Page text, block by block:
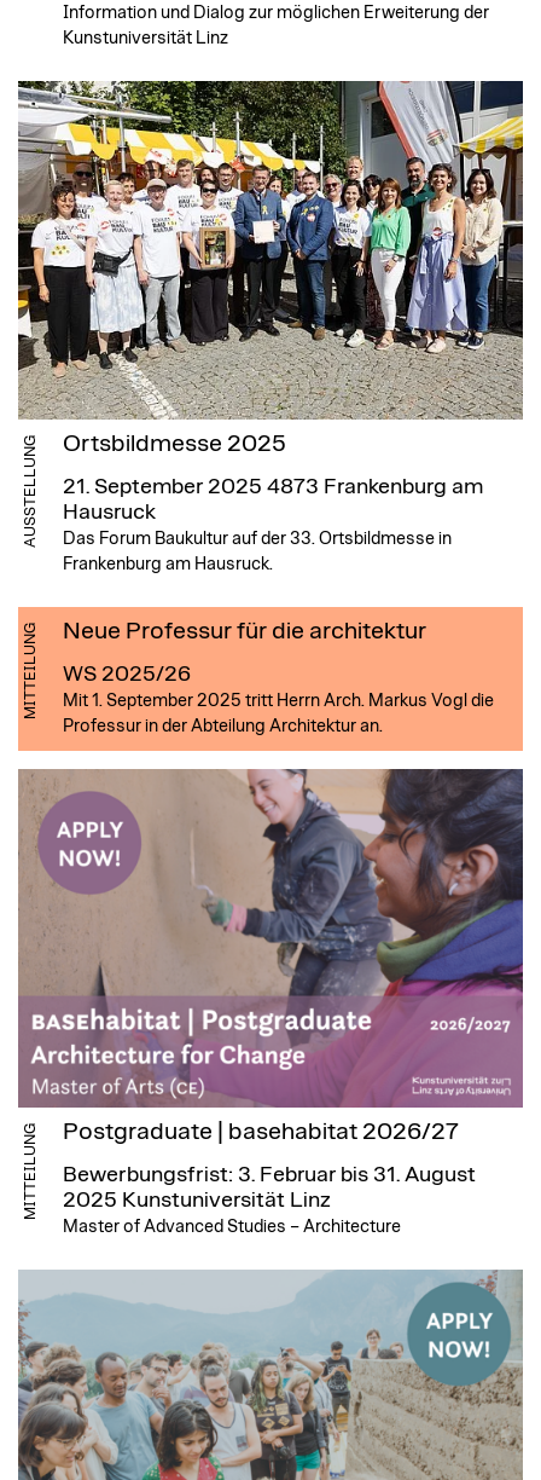
Information und Dialog zur möglichen Erweiterung der
Kunstuniversität Linz
AUSSTELLUNG Ortsbildmesse 2025
21. September 2025 4873 Frankenburg am
Hausruck
Das Forum Baukultur auf der 33. Ortsbildmesse in
Frankenburg am Hausruck.
MITTEILUNG Neue Professur für die architektur
WS 2025/26
Mit 1. September 2025 tritt Herrn Arch. Markus Vogl die
Professur in der Abteilung Architektur an.
MITTEILUNG Postgraduate | basehabitat 2026/27
Bewerbungsfrist: 3. Februar bis 31. August
2025 Kunstuniversität Linz
Master of Advanced Studies – Architecture